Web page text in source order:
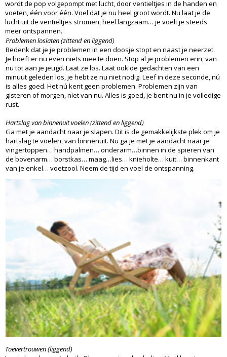
wordt de pop volgepompt met lucht, door ventieltjes in de handen en
voeten, één voor één. Voel dat je nu heel groot wordt. Nu laat je de
lucht uit de ventieltjes stromen, heel langzaam… je voelt je steeds
meer ontspannen.
Problemen loslaten (zittend en liggend)
Bedenk dat je je problemen in een doosje stopt en naast je neerzet.
Je hoeft er nu even niets mee te doen. Stop al je problemen erin, van
nu tot aan je jeugd. Laat ze los. Laat ook de gedachten van een
minuut geleden los, je hebt ze nu niet nodig. Leef in deze seconde, nú
is alles goed. Het nú kent geen problemen. Problemen zijn van
gisteren of morgen, niet van nu. Alles is goed, je bent nu in je volledige
rust.
Hartslag van binnenuit voelen (zittend en liggend)
Ga met je aandacht naar je slapen. Dit is de gemakkelijkste plek om je
hartslag te voelen, van binnenuit. Nu ga je met je aandacht naar je
vingertoppen… handpalmen… onderarm…binnen in de spieren van
de bovenarm… borstkas… maag…lies… knieholte… kuit… binnenkant
van je enkel… voetzool. Neem de tijd en voel de ontspanning.
Toevertrouwen (liggend)